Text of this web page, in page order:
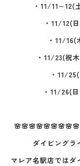
・11/
・11/12(
・11/
・11/23(祝
・11/
・11/26(
ダイビングラ
マレア名駅店ではダ